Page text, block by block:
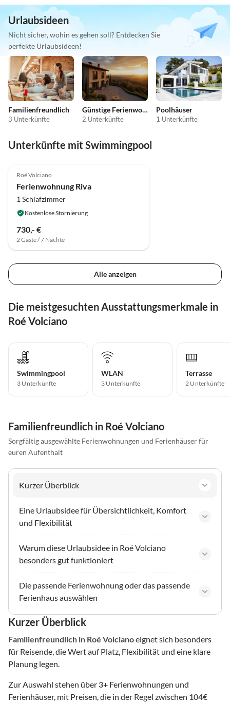
Urlaubsideen
Nicht sicher, wohin es gehen soll? Entdecken Sie
perfekte Urlaubsideen!
Familienfreundlich
3 Unterkünfte
Günstige Ferienwohnungen
2 Unterkünfte
Poolhäuser
1 Unterkünfte
Unterkünfte mit Swimmingpool
Roé Volciano
Ferienwohnung Riva
1 Schlafzimmer
Kostenlose Stornierung
730,- €
2 Gäste / 7 Nächte
Alle anzeigen
Die meistgesuchten Ausstattungsmerkmale in
Roé Volciano
Swimmingpool
3 Unterkünfte
WLAN
3 Unterkünfte
Terrasse
2 Unterkünfte
Familienfreundlich in Roé Volciano
Sorgfältig ausgewählte Ferienwohnungen und Ferienhäuser für
euren Aufenthalt
Kurzer Überblick
Eine Urlaubsidee für Übersichtlichkeit, Komfort
und Flexibilität
Warum diese Urlaubsidee in Roé Volciano
besonders gut funktioniert
Die passende Ferienwohnung oder das passende
Ferienhaus auswählen
Kurzer Überblick
Familienfreundlich in Roé Volcianoeignet sich besonders
für Reisende, die Wert auf Platz, Flexibilität und eine klare
Planung legen.
Zur Auswahl stehen über 3+ Ferienwohnungen und
Ferienhäuser, mit Preisen, die in der Regel zwischen 104€